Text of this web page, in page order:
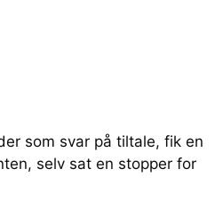
som svar på tiltale, fik en
selv sat en stopper for